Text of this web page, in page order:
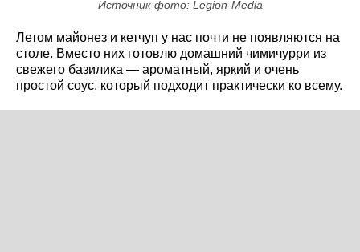
Источник фото: Legion-Media
Летом майонез и кетчуп у нас почти не появляются на
столе. Вместо них готовлю домашний чимичурри из
свежего базилика — ароматный, яркий и очень
простой соус, который подходит практически ко всему.